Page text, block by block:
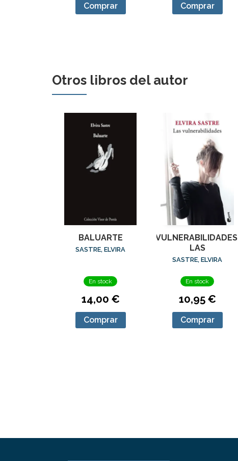
Comprar Comprar
Otros libros del autor
BALUARTE
SASTRE, ELVIRA
En stock
14,00 €
Comprar
VULNERABILIDADES,
LAS
SASTRE, ELVIRA
En stock
10,95 €
Comprar